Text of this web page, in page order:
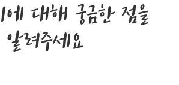
에 대해 궁금한 점을
알려주세요